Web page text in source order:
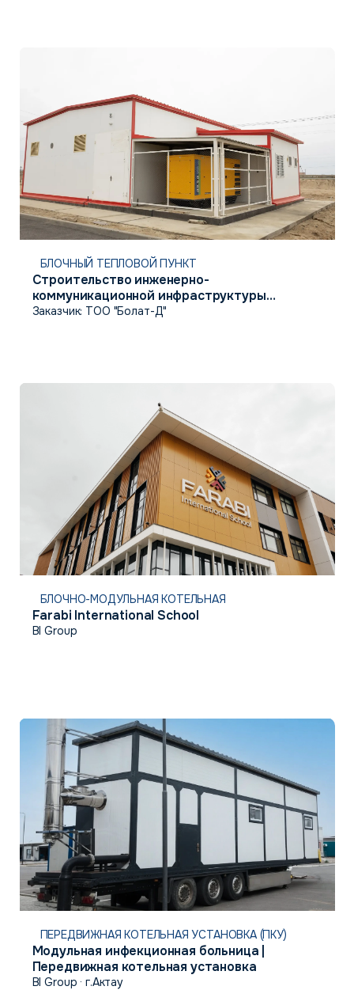
БЛОЧНЫЙ ТЕПЛОВОЙ ПУНКТ
Строительство инженерно-
коммуникационной инфраструктуры
в с. Талгайран, г. Атырау
Заказчик: ТОО "Болат-Д"
БЛОЧНО-МОДУЛЬНАЯ КОТЕЛЬНАЯ
Farabi International School
BI Group
ПЕРЕДВИЖНАЯ КОТЕЛЬНАЯ УСТАНОВКА (ПКУ)
Модульная инфекционная больница |
Передвижная котельная установка
BI Group · г.Актау